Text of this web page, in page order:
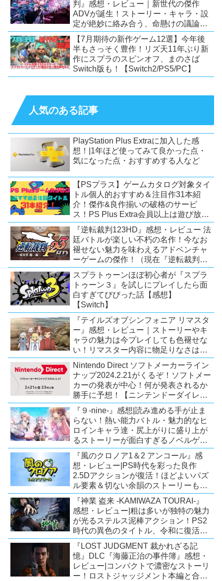
判』感想・レビュー｜新世代の傑作
ADVが誕生！ストーリー・キャラ・設
定が絶妙に絡み合う、命懸けの議論ミ
ステリー【PC/Switch】
【7月期待の新作ゲーム12選】今年後
半もさっそく豊作！リズ天11年ぶり新
作にスプラのスピンオフ、まのさば
Switch版も！【Switch2/PS5/PC】
人気のある記事
PlayStation Plus Extraに加入した感
想！|1年ほど使ってみて良かった点・
気になった点・おすすめする人など
【PSプラス】ゲームカタログ対象タイ
トル個人的おすすめ＆注目作31本紹
介！傑作&良作揃いの破格のサービ
ス！PS Plus Extra会員以上は遊び放
題！【2026年7月時点】【PS5/PS4】
『逆転裁判123HD』感想・レビュー 法
廷バトルが楽しい不朽の名作！今なお
褪せない魅力を味わえるアドベンチャ
ーゲームの傑作！（現在『逆転裁判
123 成歩堂セレクション』が配信中）
スプラトゥーンほぼ初心者が『スプラ
トゥーン３』を試しにプレイしたら面
白すぎてびびった話【感想】
【Switch】
『テイルズオブシンフォニア リマスタ
ー』感想・レビュー｜ストーリーやキ
ャラの魅力は今プレイしても色褪せな
い！リマスター内容に物足りなさはあ
るが、プレイする価値のあるシリーズ
の人気作【Switch/PS4/Xone】
Nintendo Direct ソフトメーカーライン
ナップ2024.2.21がくるぞ！ソフトメー
カーの発表が中心！何が発表されるか
勝手に予想！【ニンテンドーダイレク
ト予想】
『９-nine-』感想|読み進める手が止ま
らない！熱い能力バトル・魅力的なヒ
ロインキャラ達・尻上がりに盛り上が
るストーリーが面白すぎるノベルゲ
ー！【PC/Steam/Switch/PS4】
『風のクロノア1＆2 アンコール』感
想・レビュー|PS時代を彩った良作
2.5Dアクションが復活！ほどよいパズ
ル要素＆切ない余韻のストーリーも魅
力！【Switch/PS5/PS4/Xbox
X|S/Xone/PC】
『神業 盗来 -KAMIWAZA TOURAI-』
感想・レビュー|粗は多いが独特の魅力
が光るステルス泥棒アクション！PS2
時代の異色のタイトル、令和に復活！
【Switch/PS4/Steam】
『LOST JUDGMENT 裁かれざる記
憶』DLC『海藤正治の事件簿』感想・
レビュー|コンパクトで濃密なストーリ
ー！ロストジャッジメント本編と合わ